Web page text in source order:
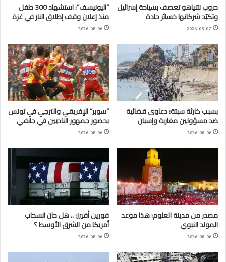
حروب نتنياهو تعصف بسياحة إسرائيل
وتكبّد شركاتها خسائر حادة
2026-08-07
“اليونيسف”: استشهاد 300 طفل
منذ إعلان وقف إطلاق النار في غزة
2026-08-06
بسبب كارثة سبتة: دعاوى قضائية
ضد مسؤولين مغاربة وإسبان
2026-08-06
“سوبر” الإفريقي والترجي في تونس
بحضور جمهور الناديين في جانفي
2026-08-06
مصدر من مدينة العلوم: هذا موعد
المولد النبوي
2026-08-06
فورين أفيرز: .. هل حان انسحاب
أمريكا من الشرق الأوسط ؟
2026-08-06